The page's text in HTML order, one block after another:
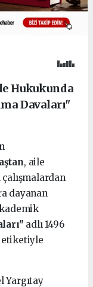
Hukukunda
Davaları"
, aile
dayanan
adlı 1496
etiketiyle
Yargıtay